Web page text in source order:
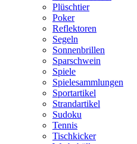
Plüschtier
Poker
Reflektoren
Segeln
Sonnenbrillen
Sparschwein
Spiele
Spielesammlungen
Sportartikel
Strandartikel
Sudoku
Tennis
Tischkicker